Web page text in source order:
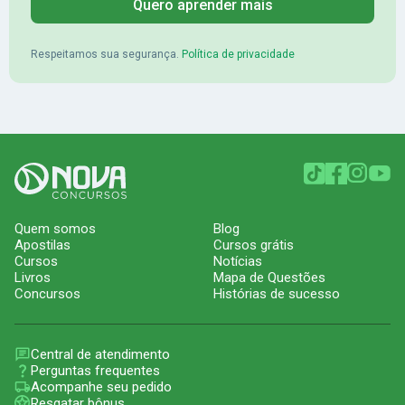
Quero aprender mais
Respeitamos sua segurança. Política de privacidade
Quem somos
Apostilas
Cursos
Livros
Concursos
Blog
Cursos grátis
Notícias
Mapa de Questões
Histórias de sucesso
Central de atendimento
Perguntas frequentes
Acompanhe seu pedido